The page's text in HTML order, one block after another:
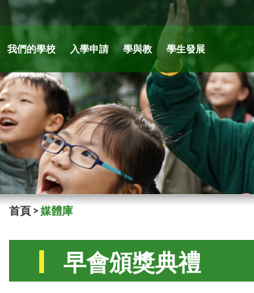
我們的學校 入學申請 學與教 學生發展
首頁 >媒體庫
早會頒獎典禮